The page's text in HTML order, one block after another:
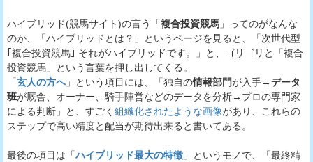
ハイブリッド(競馬サイト)の言う「複合投資競馬 」ってのがなんな
のか、「ハイブリッドとは？」というページを見ると、「次世代型
｢複合投資競馬｣ それがハイブリッドです。」と、ゴリゴリと「複合
投資競馬」という言葉を押し出してくる。
「玄人の方へ」という項目には、「独自の情報部門が入手→データ
班が厩舎、オーナー、騎手陣営などのデータを分析→プロの専門家
による判断」と、すごく 組織化されたような画像があり、これらの
ステップで高い精度と配当が期待出来ると書いてある。
最後の項目は「ハイブリッド最大の特徴 」というモノで、「最終精